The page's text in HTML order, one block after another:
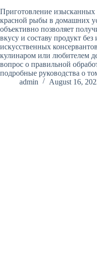
Приготовление изысканных
красной рыбы в домашних
объективно позволяет
вкусу и составу продукт без
искусственных
кулинаром или любителем
вопрос о правильной
подробные руководства о
admin
August 16,